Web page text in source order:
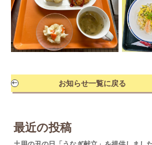
# お知らせ一覧に戻る
最近の投稿